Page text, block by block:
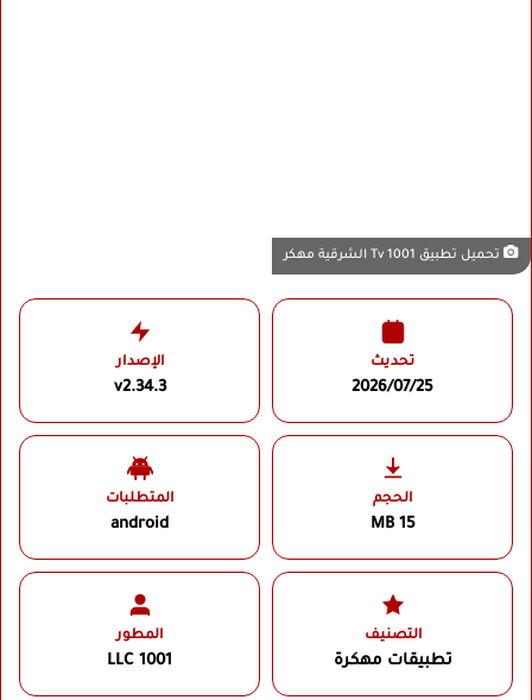
تحميل تطبيق 1001 Tv الشرقية مهكر
تحديث
2026/07/25
الإصدار
v2.34.3
الحجم
15 MB
المتطلبات
android
التصنيف
تطبيقات مهكرة
المطور
1001 LLC‏